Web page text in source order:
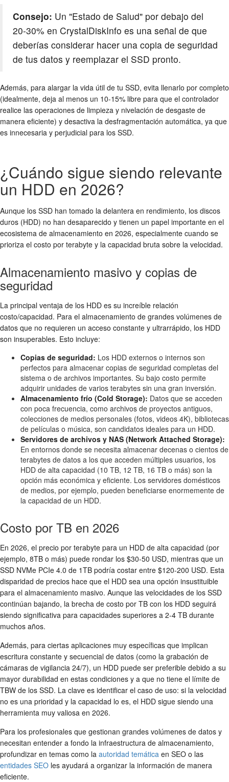
Consejo: Un "Estado de Salud" por debajo del
20-30% en CrystalDiskInfo es una señal de que
deberías considerar hacer una copia de seguridad
de tus datos y reemplazar el SSD pronto.
Además, para alargar la vida útil de tu SSD, evita llenarlo por completo
(idealmente, deja al menos un 10-15% libre para que el controlador
realice las operaciones de limpieza y nivelación de desgaste de
manera eficiente) y desactiva la desfragmentación automática, ya que
es innecesaria y perjudicial para los SSD.
¿Cuándo sigue siendo relevante
un HDD en 2026?
Aunque los SSD han tomado la delantera en rendimiento, los discos
duros (HDD) no han desaparecido y tienen un papel importante en el
ecosistema de almacenamiento en 2026, especialmente cuando se
prioriza el costo por terabyte y la capacidad bruta sobre la velocidad.
Almacenamiento masivo y copias de
seguridad
La principal ventaja de los HDD es su increíble relación
costo/capacidad. Para el almacenamiento de grandes volúmenes de
datos que no requieren un acceso constante y ultrarrápido, los HDD
son insuperables. Esto incluye:
Copias de seguridad: Los HDD externos o internos son
perfectos para almacenar copias de seguridad completas del
sistema o de archivos importantes. Su bajo costo permite
adquirir unidades de varios terabytes sin una gran inversión.
Almacenamiento frío (Cold Storage): Datos que se acceden
con poca frecuencia, como archivos de proyectos antiguos,
colecciones de medios personales (fotos, videos 4K), bibliotecas
de películas o música, son candidatos ideales para un HDD.
Servidores de archivos y NAS (Network Attached Storage):
En entornos donde se necesita almacenar decenas o cientos de
terabytes de datos a los que acceden múltiples usuarios, los
HDD de alta capacidad (10 TB, 12 TB, 16 TB o más) son la
opción más económica y eficiente. Los servidores domésticos
de medios, por ejemplo, pueden beneficiarse enormemente de
la capacidad de un HDD.
Costo por TB en 2026
En 2026, el precio por terabyte para un HDD de alta capacidad (por
ejemplo, 8TB o más) puede rondar los $30-50 USD, mientras que un
SSD NVMe PCIe 4.0 de 1TB podría costar entre $120-200 USD. Esta
disparidad de precios hace que el HDD sea una opción insustituible
para el almacenamiento masivo. Aunque las velocidades de los SSD
continúan bajando, la brecha de costo por TB con los HDD seguirá
siendo significativa para capacidades superiores a 2-4 TB durante
muchos años.
Además, para ciertas aplicaciones muy específicas que implican
escritura constante y secuencial de datos (como la grabación de
cámaras de vigilancia 24/7), un HDD puede ser preferible debido a su
mayor durabilidad en estas condiciones y a que no tiene el límite de
TBW de los SSD. La clave es identificar el caso de uso: si la velocidad
no es una prioridad y la capacidad lo es, el HDD sigue siendo una
herramienta muy valiosa en 2026.
Para los profesionales que gestionan grandes volúmenes de datos y
necesitan entender a fondo la infraestructura de almacenamiento,
profundizar en temas como la autoridad temática en SEO o las
entidades SEO les ayudará a organizar la información de manera
eficiente.